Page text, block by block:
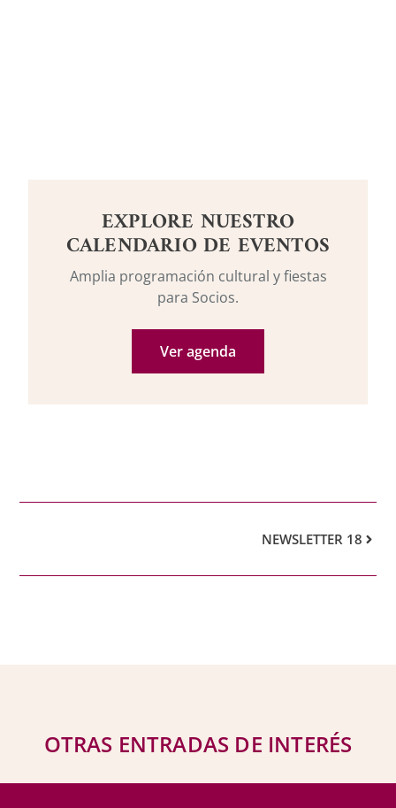
EXPLORE NUESTRO
CALENDARIO DE EVENTOS
Amplia programación cultural y fiestas
para Socios.
Ver agenda
NEWSLETTER 18
OTRAS ENTRADAS DE INTERÉS